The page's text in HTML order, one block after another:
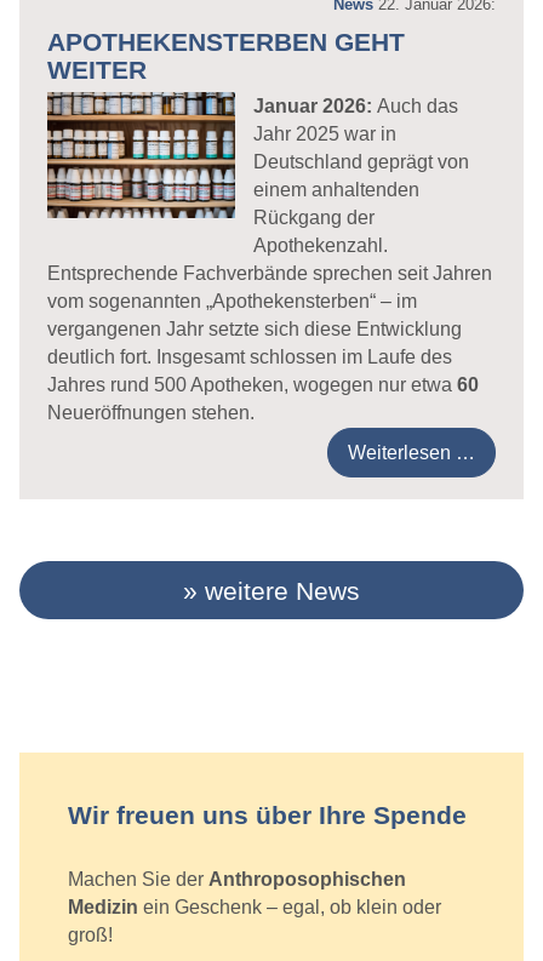
News 22. Januar 2026:
APOTHEKENSTERBEN GEHT
WEITER
Januar 2026:Auch das
Jahr 2025 war in
Deutschland geprägt von
einem anhaltenden
Rückgang der
Apothekenzahl.
Entsprechende Fachverbände sprechen seit Jahren
vom sogenannten „Apothekensterben“ – im
vergangenen Jahr setzte sich diese Entwicklung
deutlich fort. Insgesamt schlossen im Laufe des
Jahres rund 500 Apotheken, wogegen nur etwa 60
Neueröffnungen stehen.
Weiterlesen …
weitere News
Wir freuen uns über Ihre Spende
Machen Sie der Anthroposophischen
Medizin ein Geschenk – egal, ob klein oder
groß!